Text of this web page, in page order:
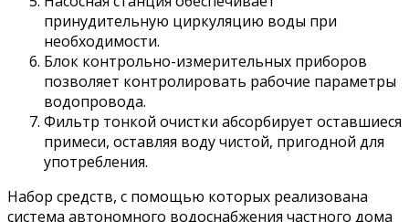
принудительную циркуляцию воды при
необходимости.
Блок контрольно-измерительных приборов
позволяет контролировать рабочие параметры
водопровода.
Фильтр тонкой очистки абсорбирует оставшиеся
примеси, оставляя воду чистой, пригодной для
употребления.
Набор средств, с помощью которых реализована
система автономного водоснабжения частного дома